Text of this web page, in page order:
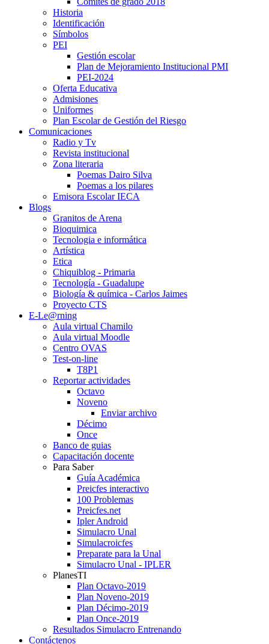
Historia
Identificación
Símbolos
PEI
Gestión escolar
Plan de Mejoramiento Institucional PMI
PEI-2024
Oferta Educativa
Admisiones
Uniformes
Plan Escolar de Gestión del Riesgo
Comunicaciones
Radio y Tv
Revista institucional
Zona literaria
Poemas Dairo Silva
Poemas a los pilares
Emisora Escolar IECA
Blogs
Granitos de Arena
Bioquimica
Tecnologia e informática
Artística
Etica
Chiquiblog - Primaria
Tecnología - Guadalupe
Biología & química - Carlos Jaimes
Proyecto CTS
E-Le@rning
Aula virtual Chamilo
Aula virtual Moodle
Centro OVAS
Test-on-line
T8P1
Reportar actividades
Octavo
Noveno
Enviar archivo
Décimo
Once
Banco de guias
Capacitación docente
Para Saber
Guía Académica
Preicfes interactivo
100 Problemas
Preicfes.net
Ipler Android
Simulacro Unal
Simulacroicfes
Preparate para la Unal
Simulacro Unal - IPLER
PlanesTI
Plan Octavo-2019
Plan Noveno-2019
Plan Décimo-2019
Plan Once-2019
Resultados Simulacro Entrenando
Contáctenos